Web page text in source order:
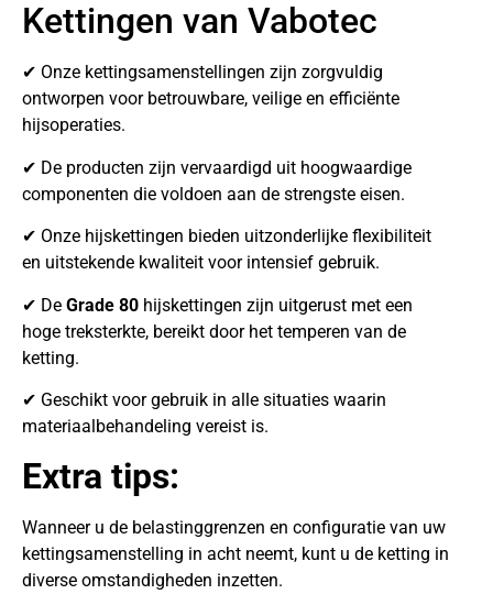
Kettingen van Vabotec
✔ Onze kettingsamenstellingen zijn zorgvuldig
ontworpen voor betrouwbare, veilige en efficiënte
hijsoperaties.
✔ De producten zijn vervaardigd uit hoogwaardige
componenten die voldoen aan de strengste eisen.
✔ Onze hijskettingen bieden uitzonderlijke flexibiliteit
en uitstekende kwaliteit voor intensief gebruik.
✔ De Grade 80 hijskettingen zijn uitgerust met een
hoge treksterkte, bereikt door het temperen van de
ketting.
✔ Geschikt voor gebruik in alle situaties waarin
materiaalbehandeling vereist is.
Extra tips:
Wanneer u de belastinggrenzen en configuratie van uw
kettingsamenstelling in acht neemt, kunt u de ketting in
diverse omstandigheden inzetten.